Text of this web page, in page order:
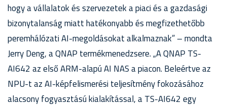
hogy a vállalatok és szervezetek a piaci és a gazdasági
bizonytalanság miatt hatékonyabb és megfizethetőbb
peremhálózati AI-megoldásokat alkalmaznak” – mondta
Jerry Deng, a QNAP termékmenedzsere. „A QNAP TS-
AI642 az első ARM-alapú AI NAS a piacon. Beleértve az
NPU-t az AI-képfelismerési teljesítmény fokozásához
alacsony fogyasztású kialakítással, a TS-AI642 egy